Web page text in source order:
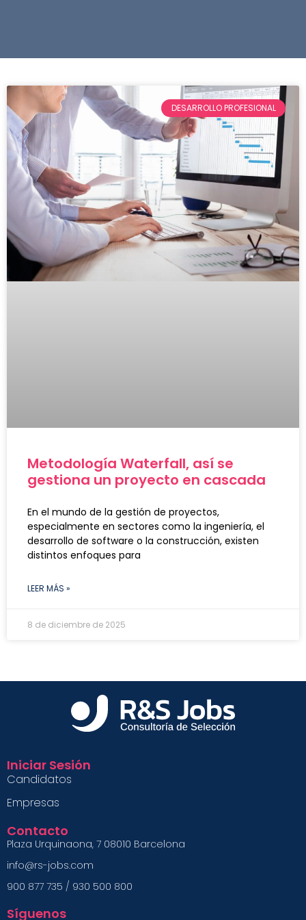
DESARROLLO PROFESIONAL
Metodología Waterfall, así se
gestiona un proyecto en cascada
En el mundo de la gestión de proyectos,
especialmente en sectores como la ingeniería, el
desarrollo de software o la construcción, existen
distintos enfoques para
LEER MÁS »
8 de diciembre de 2025
Iniciar Sesión
Candidatos
Empresas
Contacto
Plaza Urquinaona, 7 08010 Barcelona
info@rs-jobs.com
900 877 735 / 930 500 800
Síguenos